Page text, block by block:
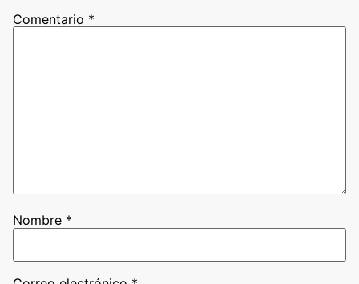
Comentario *
Nombre *